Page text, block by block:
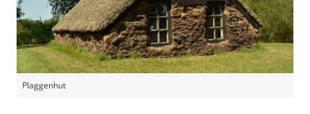
Plaggenhut